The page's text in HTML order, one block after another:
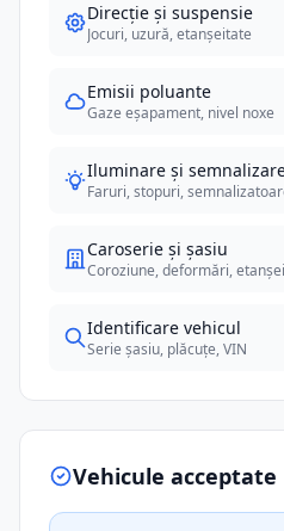
Direcție și suspensie
Jocuri, uzură, etanșeitate
Emisii poluante
Gaze eșapament, nivel noxe
Iluminare și
Faruri, stopuri,
Caroserie și șasiu
Coroziune, deformări,
Identificare vehicul
Serie șasiu, plăcuțe, VIN
Vehicule acceptate